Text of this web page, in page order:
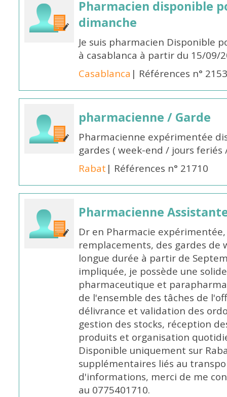
Pharmacien disponible
dimanche
Je suis pharmacien Disponible
à casablanca à partir du 15/09/
Casablanca | Références n°
pharmacienne / Garde
Pharmacienne expérimentée
gardes ( week-end / jours
Rabat | Références n° 21710
Pharmacienne
Dr en Pharmacie
remplacements, des gardes de
longue durée à partir de
impliquée, je possède une
pharmaceutique et
de l'ensemble des tâches de
délivrance et validation des
gestion des stocks, réception
produits et organisation
Disponible uniquement sur
supplémentaires liés au
d'informations, merci de me
au 0775401710.